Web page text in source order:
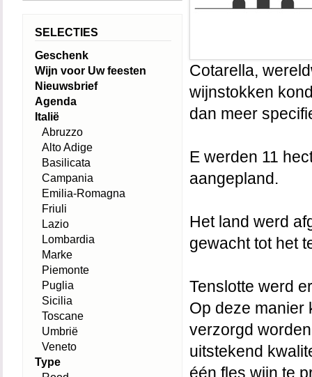
Cotarella,
wijnstokken
dan meer
E werden 11
aangepland.
Het land werd
gewacht tot het
Tenslotte werd
Op deze manier
verzorgd
uitstekend
één fles wijn te
SELECTIES
Geschenk
Wijn voor Uw feesten
Nieuwsbrief
Agenda
Italië
Abruzzo
Alto Adige
Basilicata
Campania
Emilia-Romagna
Friuli
Lazio
Lombardia
Marke
Piemonte
Puglia
Sicilia
Toscane
Umbrië
Veneto
Type